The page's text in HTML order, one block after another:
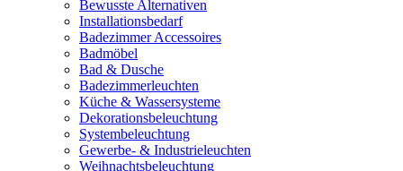
Bewusste Alternativen
Installationsbedarf
Badezimmer Accessoires
Badmöbel
Bad & Dusche
Badezimmerleuchten
Küche & Wassersysteme
Dekorationsbeleuchtung
Systembeleuchtung
Gewerbe- & Industrieleuchten
Weihnachtsbeleuchtung